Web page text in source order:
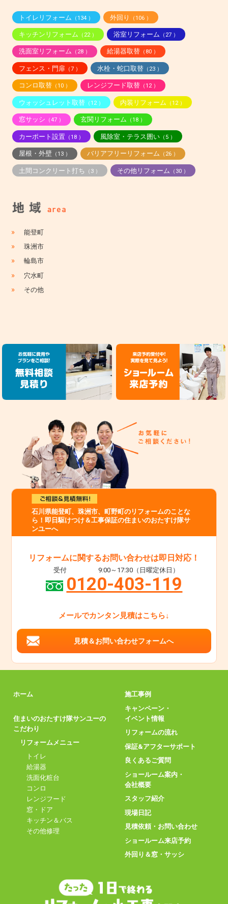
トイレリフォーム （134 ） 外回り （106 ）
キッチンリフォーム （22 ） 浴室リフォーム （27 ）
洗面室リフォーム （28 ） 給湯器取替（80 ）
フェンス・門扉（7 ） 水栓・蛇口取替（23 ）
コンロ取替（10 ） レンジフード取替（12 ）
ウォッシュレット取替（12 ） 内装リフォーム （12 ）
窓サッシ （47 ） 玄関リフォーム （18 ）
カーポート設置（18 ） 風除室・テラス囲い（5 ）
屋根・外壁（13 ） バリアフリーリフォーム （26 ）
土間コンクリート打ち （3 ） その他リフォーム （30 ）
» 能登町
» 珠洲市
» 輪島市
» 穴水町
» その他
石川県能登町、珠洲市、町野町のリフォームのことな
ら！即日駆けつけ＆工事保証の住まいのおたすけ隊サ
ンユーへ
リフォームに関するお問い合わせは即日対応！
受付 9:00～17:30（日曜定休日）
0120-403-119
メールでカンタン見積はこちら↓
見積＆お問い合わせフォームへ
ホーム
住まいのおたすけ隊サンユーの
こだわり
リフォームメニュー
トイレ
給湯器
洗面化粧台
コンロ
レンジフード
窓・ドア
キッチン＆バス
その他修理
施工事例
キャンペーン・
イベント情報
リフォームの流れ
保証&アフターサポート
良くあるご質問
ショールーム案内・
会社概要
スタッフ紹介
現場日記
見積依頼・お問い合わせ
ショールーム来店予約
外回り＆窓・サッシ